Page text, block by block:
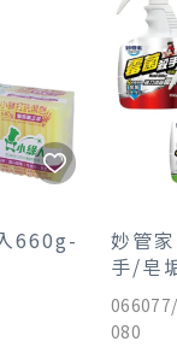
660g-
妙管
手/皂
水垢
080